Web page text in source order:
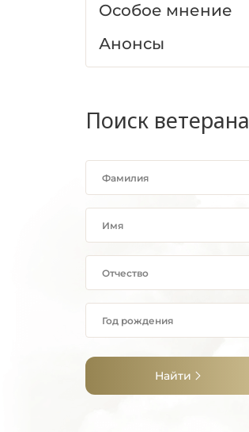
Особое мнение
Анонсы
Поиск ветерана
Найти